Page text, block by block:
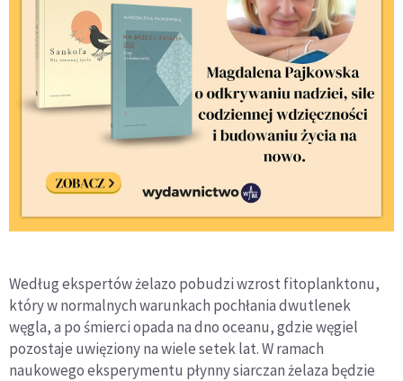
Według ekspertów żelazo pobudzi wzrost fitoplanktonu,
który w normalnych warunkach pochłania dwutlenek
węgla, a po śmierci opada na dno oceanu, gdzie węgiel
pozostaje uwięziony na wiele setek lat. W ramach
naukowego eksperymentu płynny siarczan żelaza będzie